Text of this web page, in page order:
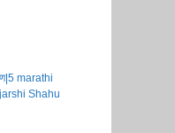
marathi
Shahu